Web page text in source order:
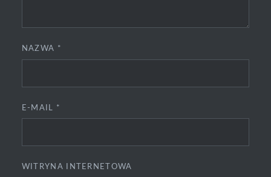
NAZWA *
E-MAIL *
WITRYNA INTERNETOWA